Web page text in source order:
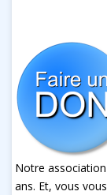
Notre
ans. Et, vous